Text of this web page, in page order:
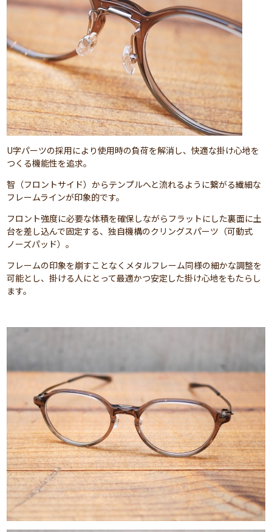
U字パーツの採用により使用時の負荷を解消し、快適な掛け心地を
つくる機能性を追求。
智（フロントサイド）からテンプルへと流れるように繋がる繊細な
フレームラインが印象的です。
フロント強度に必要な体積を確保しながらフラットにした裏面に土
台を差し込んで固定する、独自機構のクリングスパーツ（可動式
ノーズパッド）。
フレームの印象を崩すことなくメタルフレーム同様の細かな調整を
可能とし、掛ける人にとって最適かつ安定した掛け心地をもたらし
ます。